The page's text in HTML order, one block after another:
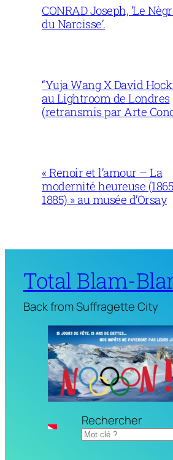
CONRAD Joseph, ‘Le
du Narcisse’.
“Yuja Wang X David
au Lightroom de Londres
(retransmis par Arte
« Renoir et l’amour – La
modernité heureuse
1885) » au musée d’Orsay
Total Blam-
Back from Suffragette City
Rechercher